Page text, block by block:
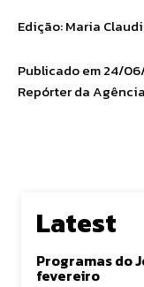
Edição: Maria
Publicado em 24/
Repórter da
Latest
Programas do
fevereiro